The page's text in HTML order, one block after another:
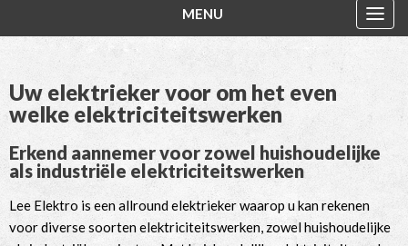
MENU
Uw elektrieker voor om het even
welke elektriciteitswerken
Erkend aannemer voor zowel huishoudelijke
als industriële elektriciteitswerken
Lee Elektro is een allround elektrieker waarop u kan rekenen
voor diverse soorten elektriciteitswerken, zowel huishoudelijke